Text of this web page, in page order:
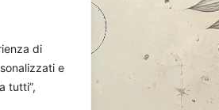
di
e
tutti”,